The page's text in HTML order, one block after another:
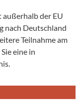
der EU
nach Deutschland
Teilnahme am
eine in